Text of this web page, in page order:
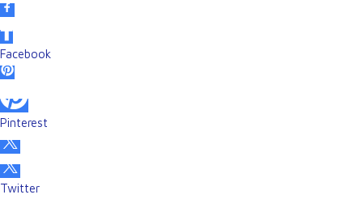
Facebook
Pinterest
Twitter